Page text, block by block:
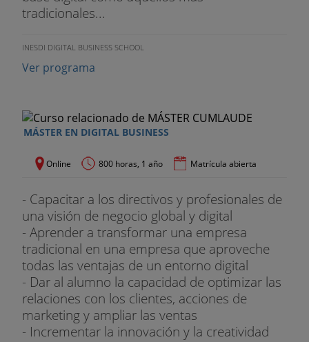
tradicionales...
INESDI DIGITAL BUSINESS SCHOOL
Ver programa
MÁSTER EN DIGITAL BUSINESS
Online 800 horas, 1 año Matrícula abierta
- Capacitar a los directivos y profesionales de
una visión de negocio global y digital
- Aprender a transformar una empresa
tradicional en una empresa que aproveche
todas las ventajas de un entorno digital
- Dar al alumno la capacidad de optimizar las
relaciones con los clientes, acciones de
marketing y ampliar las ventas
- Incrementar la innovación y la creatividad